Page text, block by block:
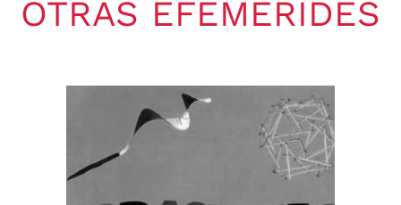
OTRAS EFEMÉRIDES
Gaby Ponchs
agosto 7, 2026
6:20 pm